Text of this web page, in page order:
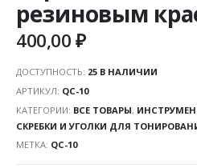
резиновым
400,00₽
ДОСТУПНОСТЬ: 25 В НАЛИЧИИ
АРТИКУЛ: QC-10
КАТЕГОРИИ: ВСЕ ТОВАРЫ,
СКРЕБКИ И УГОЛКИ ДЛЯ
МЕТКА: QC-10